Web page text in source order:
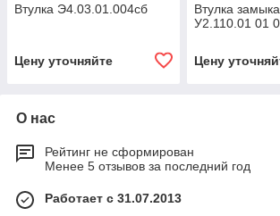
Втулка Э4.03.01.004сб
Цену уточняйте
Втулка
У2.110.01 01
Цену
О нас
Рейтинг не сформирован
Менее 5 отзывов за последний год
Работает с 31.07.2013